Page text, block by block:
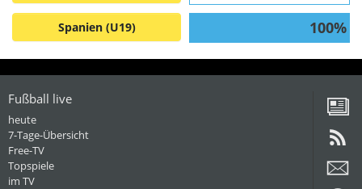
Spanien (U19) 100%
Fußball live
heute
7-Tage-Übersicht
Free-TV
Topspiele
im TV